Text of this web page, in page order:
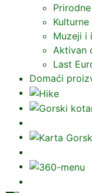
Muzeji i
Aktivan
Last
Domaći